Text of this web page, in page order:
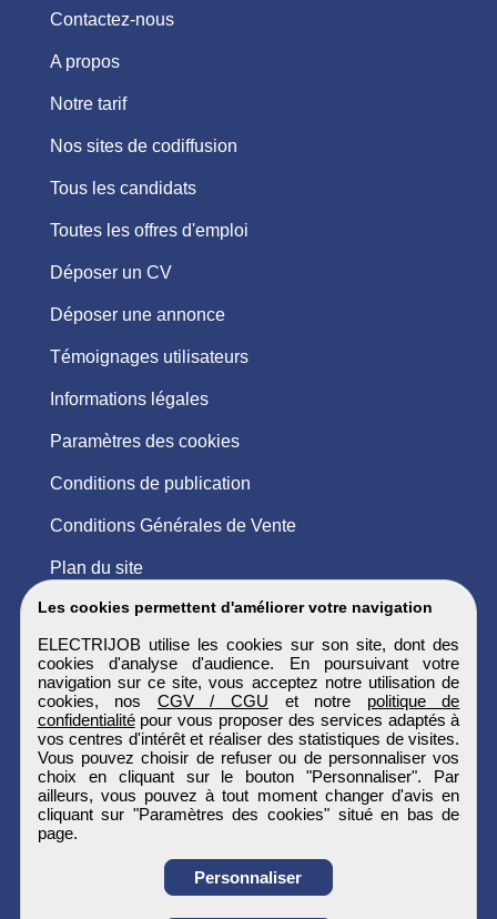
Les cookies permettent d'améliorer votre navigation
ELECTRIJOB utilise les cookies sur son site, dont des
cookies d'analyse d'audience. En poursuivant votre
navigation sur ce site, vous acceptez notre utilisation de
cookies, nos CGV / CGU et notre politique de
confidentialitépour vous proposer des services adaptés à
vos centres d'intérêt et réaliser des statistiques de visites.
Vous pouvez choisir de refuser ou de personnaliser vos
choix en cliquant sur le bouton "Personnaliser". Par
ailleurs, vous pouvez à tout moment changer d'avis en
cliquant sur "Paramètres des cookies" situé en bas de
page.
Personnaliser
Contactez-nous
A propos
Notre tarif
Nos sites de codiffusion
Tous les candidats
Toutes les offres d'emploi
Déposer un CV
Déposer une annonce
Témoignages utilisateurs
Informations légales
Paramètres des cookies
Conditions de publication
Conditions Générales de Vente
Plan du site